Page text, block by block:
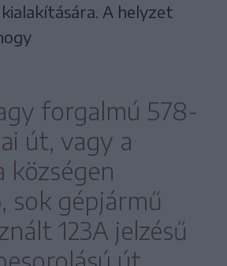
A helyzet
forgalmú 578-
út, vagy a
községen
sok gépjármű
123A jelzésű